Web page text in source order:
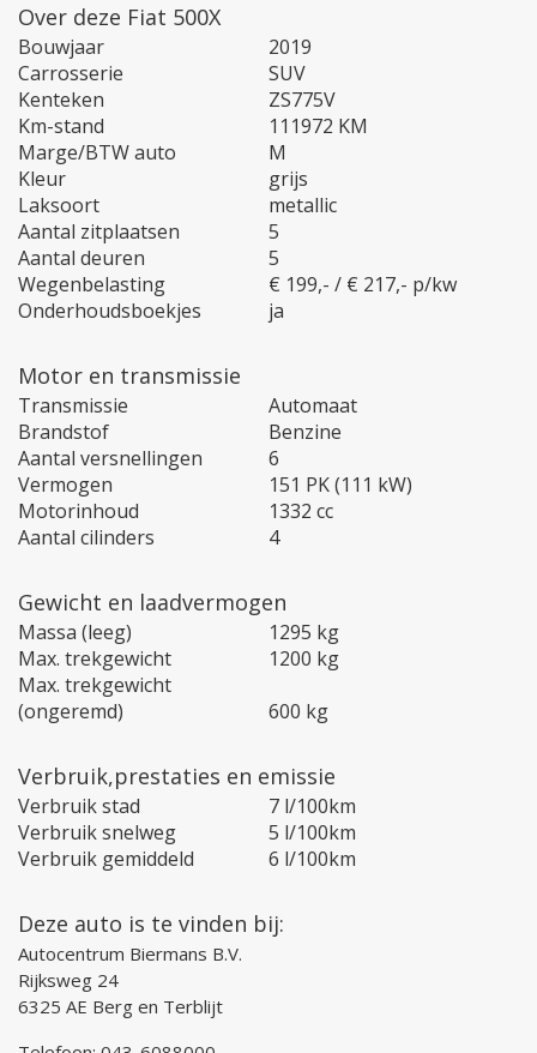
Over deze Fiat 500X
Bouwjaar
2019
Carrosserie
SUV
Kenteken
ZS775V
Km-stand
111972 KM
Marge/BTW auto
M
Kleur
grijs
Laksoort
metallic
Aantal zitplaatsen
5
Aantal deuren
5
Wegenbelasting
€ 199,- / € 217,- p/kw
Onderhoudsboekjes
ja
Motor en transmissie
Transmissie
Automaat
Brandstof
Benzine
Aantal versnellingen
6
Vermogen
151 PK (111 kW)
Motorinhoud
1332 cc
Aantal cilinders
4
Gewicht en laadvermogen
Massa (leeg)
1295 kg
Max. trekgewicht
1200 kg
Max. trekgewicht
(ongeremd)
600 kg
Verbruik,prestaties en emissie
Verbruik stad
7 l/100km
Verbruik snelweg
5 l/100km
Verbruik gemiddeld
6 l/100km
Deze auto is te vinden bij:
Autocentrum Biermans B.V.
Rijksweg 24
6325 AE Berg en Terblijt